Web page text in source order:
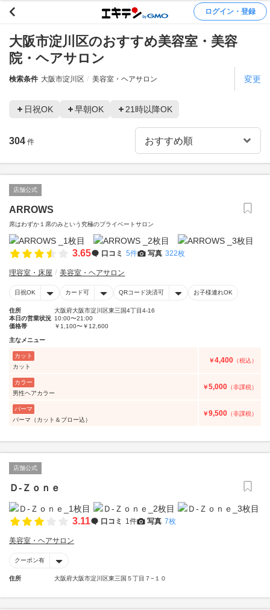
ログイン・登録
大阪市淀川区のおすすめ美容室・美容
院・ヘアサロン
検索条件 大阪市淀川区 美容室・ヘアサロン 変更
日祝OK 早朝OK 21時以降OK
304 件
店舗公式
ARROWS
席はわずか１席のみという究極のプライベートサロン
3.65 口コミ 5件 写真 322枚
理容室・床屋 美容室・ヘアサロン
日祝OK カード可 QRコード決済可 お子様連れOK
住所
大阪府大阪市淀川区東三国4丁目4-16
本日の営業状況 10:00〜21:00
価格帯
￥1,100〜￥12,600
主なメニュー
カット
カット
￥4,400 （税込）
カラー
男性ヘアカラー
￥5,000 （非課税）
パーマ
パーマ（カット＆ブロー込）
￥9,500 （非課税）
店舗公式
Ｄ‐Ｚｏｎｅ
3.11 口コミ 1件 写真 7枚
美容室・ヘアサロン
クーポン有
住所 大阪府大阪市淀川区東三国５丁目７−１０